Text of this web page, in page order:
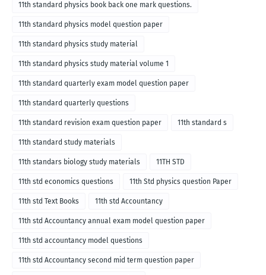
11th standard physics book back one mark questions.
11th standard physics model question paper
11th standard physics study material
11th standard physics study material volume 1
11th standard quarterly exam model question paper
11th standard quarterly questions
11th standard revision exam question paper 11th standard s
11th standard study materials
11th standars biology study materials 11TH STD
11th std economics questions 11th Std physics question Paper
11th std Text Books 11th std Accountancy
11th std Accountancy annual exam model question paper
11th std accountancy model questions
11th std Accountancy second mid term question paper